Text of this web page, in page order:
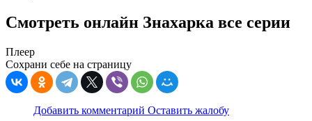
Смотреть онлайн Знахарка все серии
Плеер
Сохрани себе на страницу
Добавить комментарий Оставить жалобу